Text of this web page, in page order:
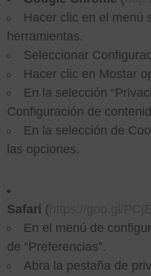
Hacer clic en el menú
herramientas.
Seleccionar
Hacer clic en Mostar
En la selección
Configuración de
En la selección de
las opciones.
Safari (
En el menú de
de “Preferencias”.
Abra la pestaña de